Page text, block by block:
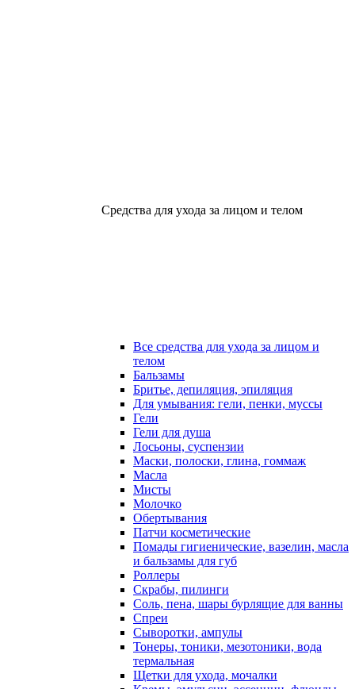
Средства для ухода за лицом и телом
Все средства для ухода за лицом и
телом
Бальзамы
Бритье, депиляция, эпиляция
Для умывания: гели, пенки, муссы
Гели
Гели для душа
Лосьоны, суспензии
Маски, полоски, глина, гоммаж
Масла
Мисты
Молочко
Обертывания
Патчи косметические
Помады гигиенические, вазелин, масла
и бальзамы для губ
Роллеры
Скрабы, пилинги
Соль, пена, шары бурлящие для ванны
Спреи
Сыворотки, ампулы
Тонеры, тоники, мезотоники, вода
термальная
Щетки для ухода, мочалки